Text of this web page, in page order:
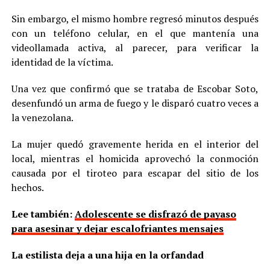
Sin embargo, el mismo hombre regresó minutos después
con un teléfono celular, en el que mantenía una
videollamada activa, al parecer, para verificar la
identidad de la víctima.
Una vez que confirmó que se trataba de Escobar Soto,
desenfundó un arma de fuego y le disparó cuatro veces a
la venezolana.
La mujer quedó gravemente herida en el interior del
local, mientras el homicida aprovechó la conmoción
causada por el tiroteo para escapar del sitio de los
hechos.
Lee también:Adolescente se disfrazó de payaso
para asesinar y dejar escalofriantes mensajes
La estilista deja a una hija en la orfandad